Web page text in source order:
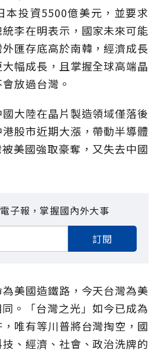
本投資5500億美元，並要求
李在明表示，國家未來可能
匯存底高於南韓，經濟成長
幅成長，且掌握全球高端晶
放過台灣。
大陸在晶片製造領域僅落後
股市近期大漲，帶動半導體
美國強取豪奪，又失去中國
子報，掌握國內外大事
訂閱
美國造鐵路，今天台灣為美
。「台灣之光」如今已成為
，唯有等川普將台灣掏空，國
、經濟、社會、政治洗牌的